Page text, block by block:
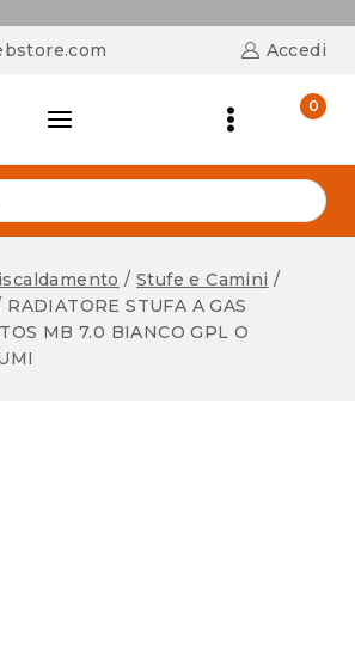
Accedi
0
/ Stufe e Camini /
RADIATORE STUFA A GAS
MB 7.0 BIANCO GPL O